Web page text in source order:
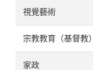
視覺藝術
宗教教育（基督教）
家政